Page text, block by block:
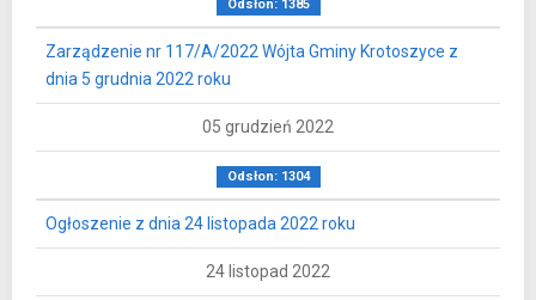
Odsłon: 1385
Zarządzenie nr 117/A/2022 Wójta Gminy Krotoszyce z
dnia 5 grudnia 2022 roku
05 grudzień 2022
Odsłon: 1304
Ogłoszenie z dnia 24 listopada 2022 roku
24 listopad 2022